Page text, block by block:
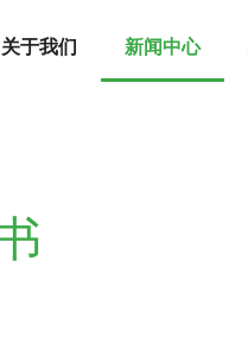
关于我们 新闻中心